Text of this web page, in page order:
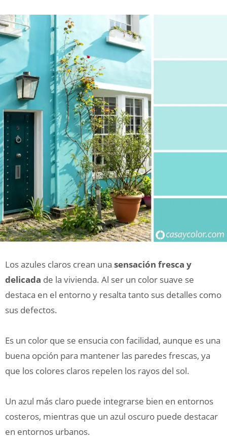
Los azules claros crean una sensación fresca y
delicada de la vivienda. Al ser un color suave se
destaca en el entorno y resalta tanto sus detalles como
sus defectos.
Es un color que se ensucia con facilidad, aunque es una
buena opción para mantener las paredes frescas, ya
que los colores claros repelen los rayos del sol.
Un azul más claro puede integrarse bien en entornos
costeros, mientras que un azul oscuro puede destacar
en entornos urbanos.